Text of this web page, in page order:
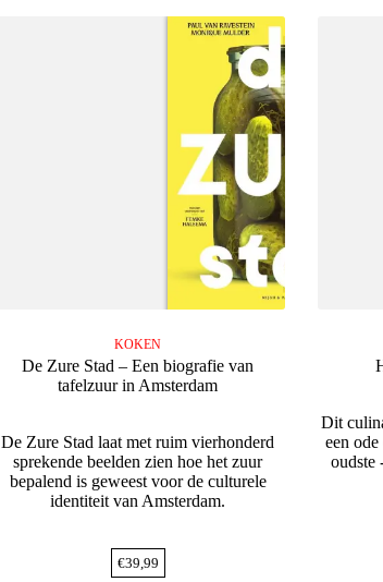
KOKEN
De Zure Stad – Een biografie van
tafelzuur in Amsterdam
De Zure Stad laat met ruim vierhonderd
sprekende beelden zien hoe het zuur
bepalend is geweest voor de culturele
identiteit van Amsterdam.
€39,99
Dit
een
oudste